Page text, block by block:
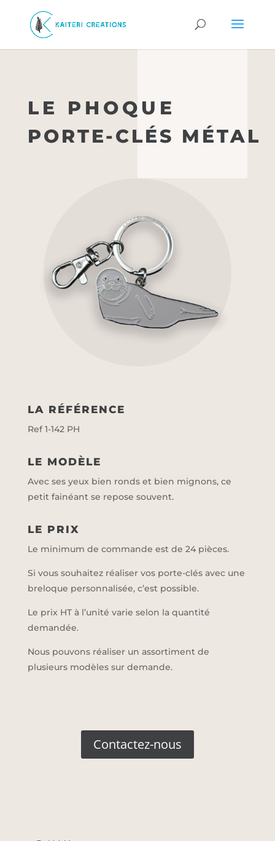
LE PHOQUE
PORTE-CLÉS MÉTAL
LA RÉFÉRENCE
Ref 1-142 PH
LE MODÈLE
Avec ses yeux bien ronds et bien mignons, ce
petit fainéant se repose souvent.
LE PRIX
Le minimum de commande est de 24 pièces.
Si vous souhaitez réaliser vos porte-clés avec une
breloque personnalisée, c’est possible.
Le prix HT à l’unité varie selon la quantité
demandée.
Nous pouvons réaliser un assortiment de
plusieurs modèles sur demande.
Contactez-nous